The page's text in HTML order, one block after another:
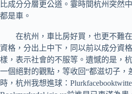
比成分分層更公道。霎時間杭州突然
都是車。
在杭州，車比房好買，也更不難在
資格，分出上中下，同以前以成分資
樣，表示社會的不服等。遺憾的是，
一個絕對的觀點，等收回“都滋切子，
時，杭州我想進球：